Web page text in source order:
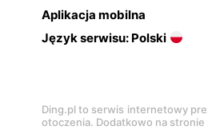
Aplikacja mobilna
Język serwisu: Polski
Ding.pl to serwis internetowy
otoczenia. Dodatkowo na